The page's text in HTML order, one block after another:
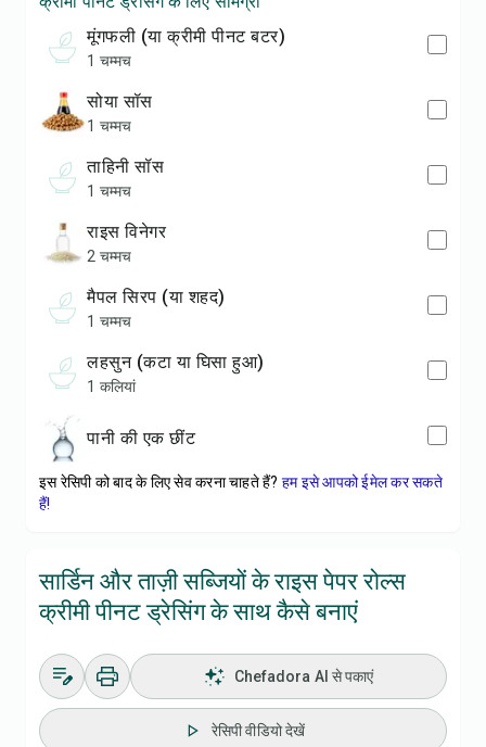
मूंगफली (या क्रीमी पीनट बटर)
1 चम्मच
सोया सॉस
1 चम्मच
ताहिनी सॉस
1 चम्मच
राइस विनेगर
2 चम्मच
मैपल सिरप (या शहद)
1 चम्मच
लहसुन (कटा या घिसा हुआ)
1 कलियां
पानी की एक छींट
इस रेसिपी को बाद के लिए सेव करना चाहते हैं? हम इसे आपको ईमेल कर सकते
हैं!
सार्डिन और ताज़ी सब्जियों के राइस पेपर रोल्स
क्रीमी पीनट ड्रेसिंग के साथ कैसे बनाएं
Chefadora AI से पकाएं
रेसिपी वीडियो देखें